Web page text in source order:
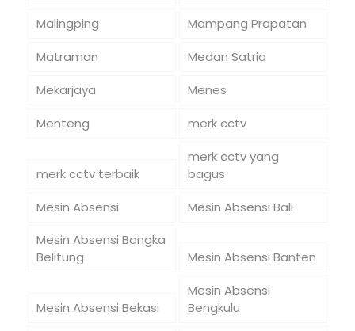
Malingping
Mampang Prapatan
Matraman
Medan Satria
Mekarjaya
Menes
Menteng
merk cctv
merk cctv terbaik
merk cctv yang
bagus
Mesin Absensi
Mesin Absensi Bali
Mesin Absensi Bangka
Belitung
Mesin Absensi Banten
Mesin Absensi Bekasi
Mesin Absensi
Bengkulu